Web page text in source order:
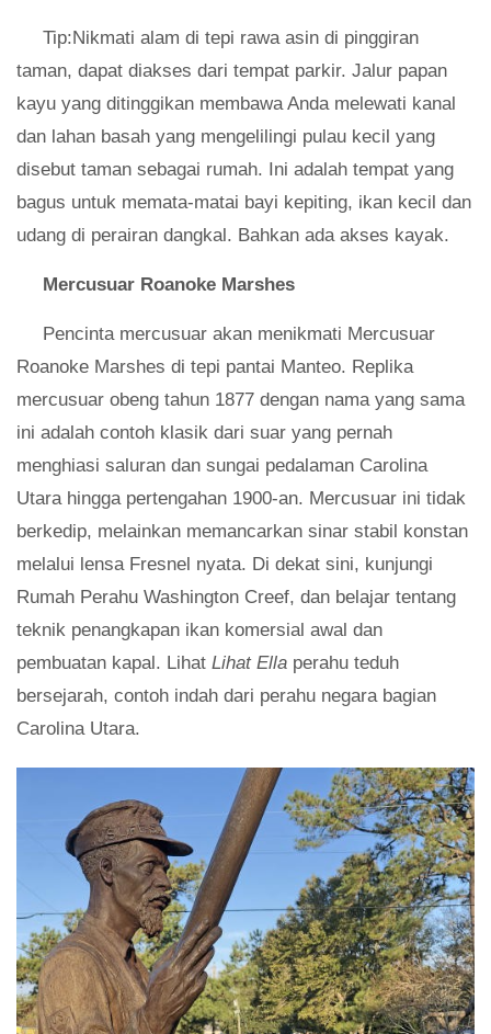
Tip:Nikmati alam di tepi rawa asin di pinggiran
taman, dapat diakses dari tempat parkir. Jalur papan
kayu yang ditinggikan membawa Anda melewati kanal
dan lahan basah yang mengelilingi pulau kecil yang
disebut taman sebagai rumah. Ini adalah tempat yang
bagus untuk memata-matai bayi kepiting, ikan kecil dan
udang di perairan dangkal. Bahkan ada akses kayak.
Mercusuar Roanoke Marshes
Pencinta mercusuar akan menikmati Mercusuar
Roanoke Marshes di tepi pantai Manteo. Replika
mercusuar obeng tahun 1877 dengan nama yang sama
ini adalah contoh klasik dari suar yang pernah
menghiasi saluran dan sungai pedalaman Carolina
Utara hingga pertengahan 1900-an. Mercusuar ini tidak
berkedip, melainkan memancarkan sinar stabil konstan
melalui lensa Fresnel nyata. Di dekat sini, kunjungi
Rumah Perahu Washington Creef, dan belajar tentang
teknik penangkapan ikan komersial awal dan
pembuatan kapal. Lihat Lihat Ella perahu teduh
bersejarah, contoh indah dari perahu negara bagian
Carolina Utara.